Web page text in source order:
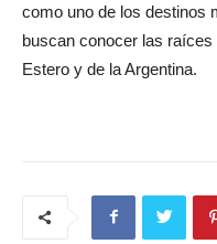
como uno de los destinos
buscan conocer las
Estero y de la Argentina.